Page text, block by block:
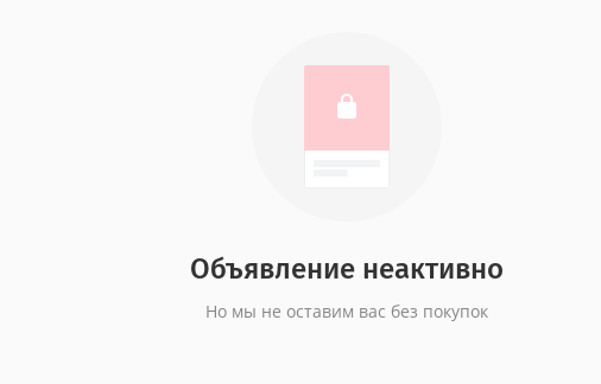
Объявление неактивно
Но мы не оставим вас без покупок